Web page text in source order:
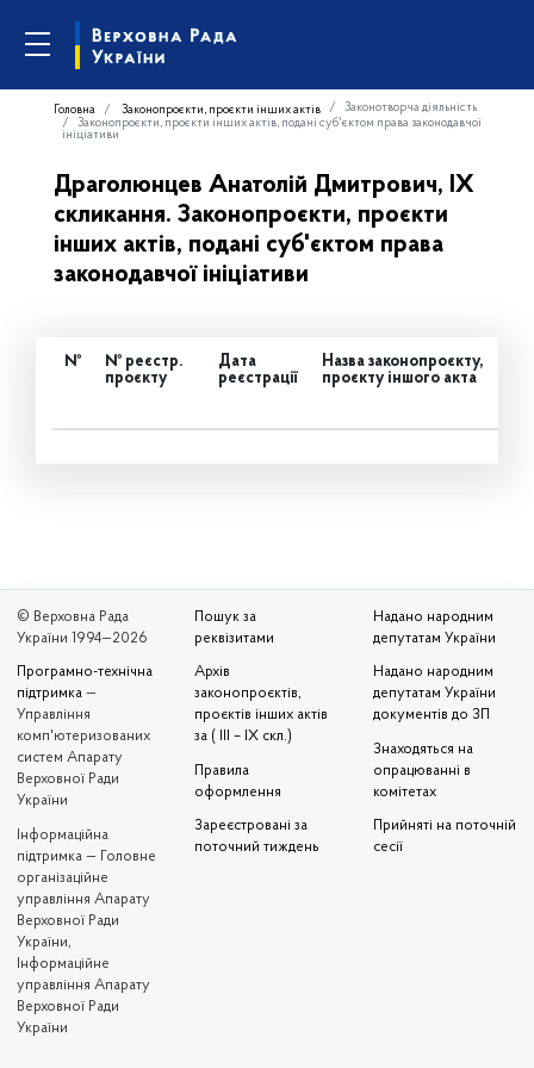
Головна Законопроєкти, проєкти інших актів
Законотворча діяльність
Законопроєкти, проєкти інших актів, подані суб'єктом права законодавчої
ініціативи
Драголюнцев Анатолій Дмитрович, IX
скликання. Законопроєкти, проєкти
інших актів, подані суб'єктом права
законодавчої ініціативи
№
№ реєстр.
проєкту
Дата
реєстрації
Назва законопроєкту,
проєкту іншого акта
© Верховна Рада
України 1994—2026
Програмно-технічна
підтримка —
Управління
комп'ютеризованих
систем Апарату
Верховної Ради
України
Iнформаційна
підтримка — Головне
організаційне
управління Апарату
Верховної Ради
України,
Інформаційне
управління Апарату
Верховної Ради
України
Пошук за
реквізитами
Архів
законопроєктів,
проєктів інших актів
за ( III – IX скл.)
Правила
оформлення
Зареєстровані за
поточний тиждень
Надано народним
депутатам України
Надано народним
депутатам України
документів до ЗП
Знаходяться на
опрацюванні в
комітетах
Прийняті на поточній
сесії